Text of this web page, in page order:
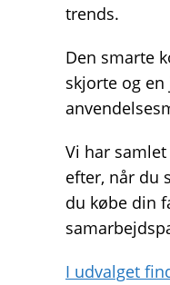
trends.
Den smarte
skjorte og
Vi har
efter, når du
du købe din
I udvalget